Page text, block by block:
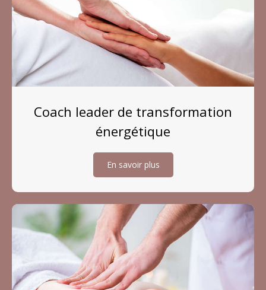
Coach leader de transformation
énergétique
En savoir plus